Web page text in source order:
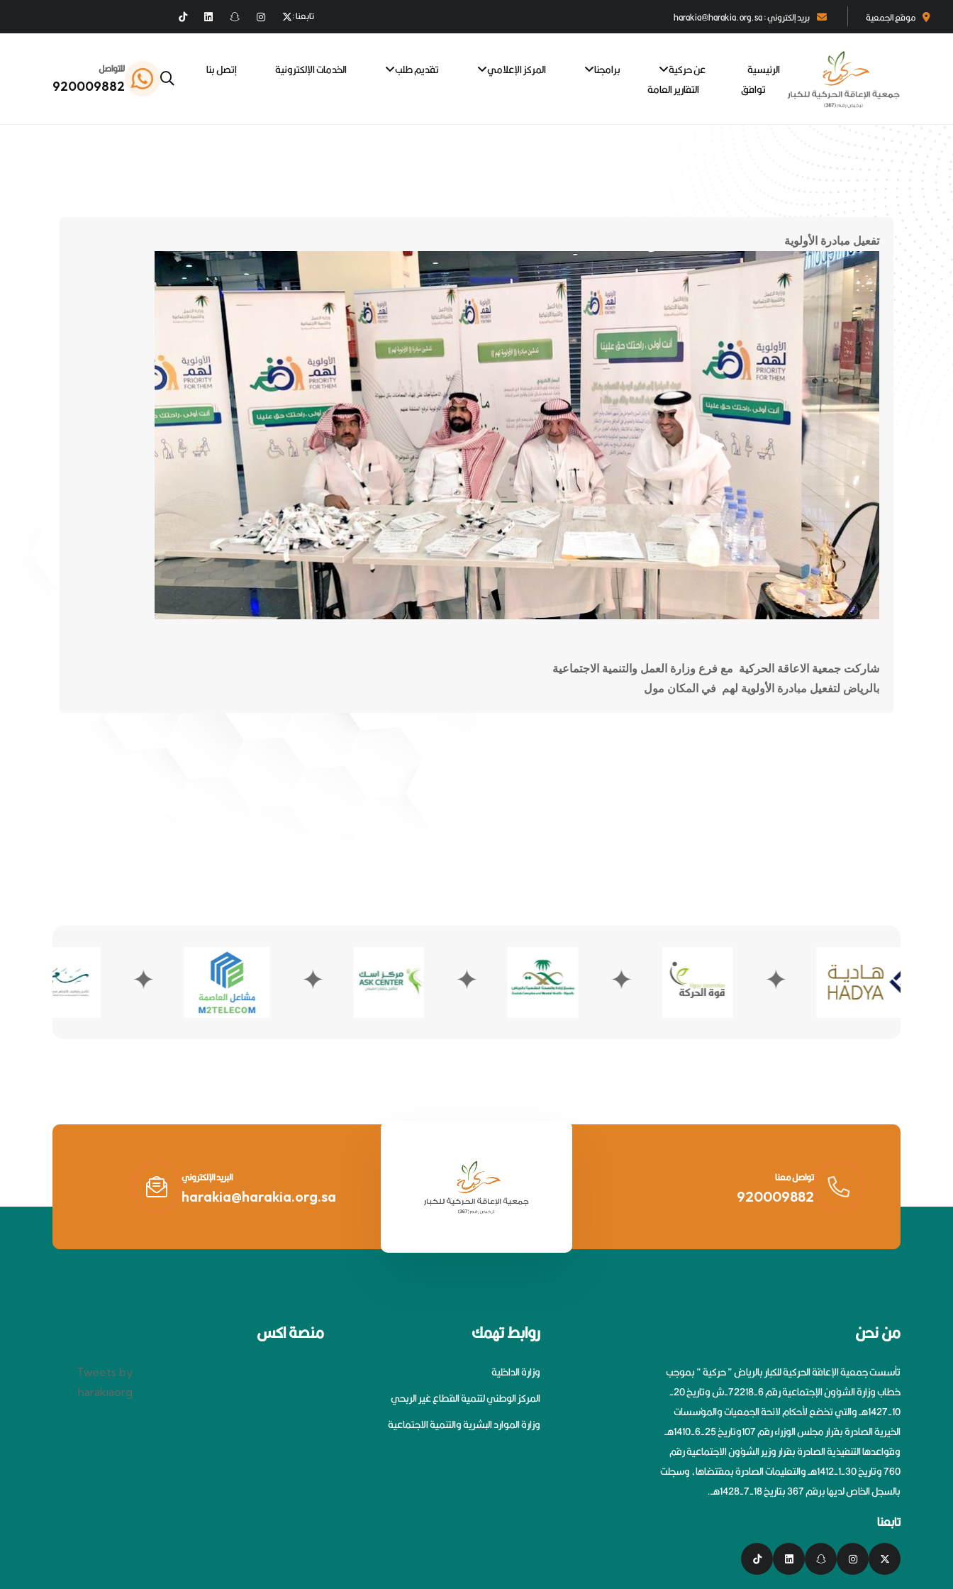
موقع الجمعية بريد إلكتروني : harakia@harakia.org.sa تابعنا :
الرئيسية عن حركية برامجنا المركز الإعلامي تقديم طلب الخدمات الإلكترونية
إتصل بنا
توافق
التقارير العامة
للتواصل
920009882
تفعيل مبادرة الأولوية
شاركت جمعية الاعاقة الحركية مع فرع وزارة العمل والتنمية الاجتماعية
بالرياض لتفعيل مبادرة الأولوية لهم في المكان مول
✦ ✦
تواصل معنا
920009882
البريد الإلكتروني
harakia@harakia.org.sa
من نحن
تأسست جمعية الإعاقة الحركية للكبار بالرياض ” حركية ” بموجب
خطاب وزارة الشؤون الإجتماعية رقم 6-72218-ش وتاريخ 20-
10-1427هــ والتي تخضع لأحكام لائحة الجمعيات والمؤسسات
الخيرية الصادرة بقرار مجلس الوزراء رقم 107وتاريخ 25-6-1410هــ
وقواعدها التنفيذية الصادرة بقرار وزير الشؤون الاجتماعية رقم
760 وتاريخ 30-1-1412هــ والتعليمات الصادرة بمقتضاها، وسجلت
بالسجل الخاص لديها برقم 367 بتاريخ 18-7-1428هــ.
تابعنا
روابط تهمك
وزارة الداخلية
المركز الوطني لتنمية القطاع غير الربحي
وزارة الموارد البشرية والتنمية الاجتماعية
منصة اكس
Tweets by
harakiaorg